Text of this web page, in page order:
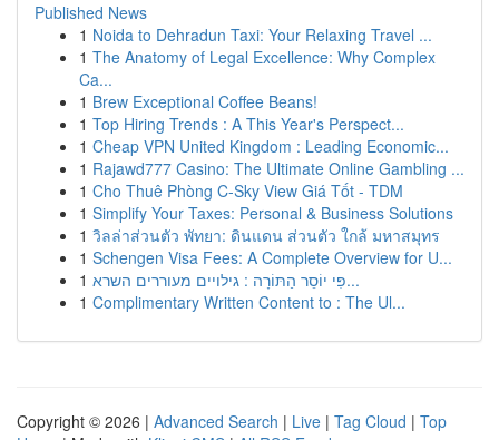
Published News
1 Noida to Dehradun Taxi: Your Relaxing Travel ...
1 The Anatomy of Legal Excellence: Why Complex
Ca...
1 Brew Exceptional Coffee Beans!
1 Top Hiring Trends : A This Year's Perspect...
1 Cheap VPN United Kingdom : Leading Economic...
1 Rajawd777 Casino: The Ultimate Online Gambling ...
1 Cho Thuê Phòng C-Sky View Giá Tốt - TDM
1 Simplify Your Taxes: Personal & Business Solutions
1 วิลล่าส่วนตัว พัทยา: ดินแดน ส่วนตัว ใกล้ มหาสมุทร
1 Schengen Visa Fees: A Complete Overview for U...
1
פִּי יוֹסֵר הַתּוֹרָה : גילויים מעוררים השרא...
1 Complimentary Written Content to : The Ul...
Copyright © 2026 | Advanced Search | Live | Tag Cloud | Top